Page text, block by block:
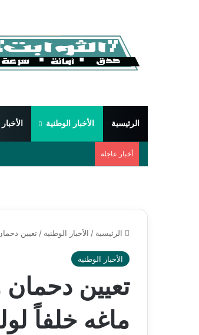
الرئيسية الأخبار الوطنية
أخبار عاجلة
الرئيسية / الأخبار الوطنية / تعيين
الأخبار الوطنية
تعيين دحمان
ماغه خلفاً